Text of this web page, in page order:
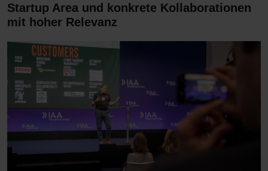
Startup Area und konkrete Kollaborationen
mit hoher Relevanz